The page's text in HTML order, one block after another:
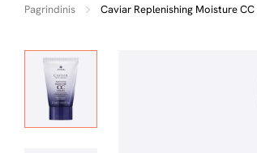
Pagrindinis Caviar Replenishing Moisture